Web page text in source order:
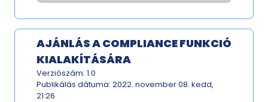
AJÁNLÁS A COMPLIANCE FUNKCIÓ
KIALAKÍTÁSÁRA
Verziószám: 1.0
Publikálás dátuma: 2022. november 08. kedd,
21:26